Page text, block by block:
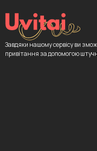
Завдяки нашому сервісу ви
привітання за допомогою